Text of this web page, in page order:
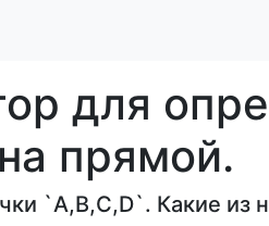
для
прямой.
`A,B,C,D`. Какие из